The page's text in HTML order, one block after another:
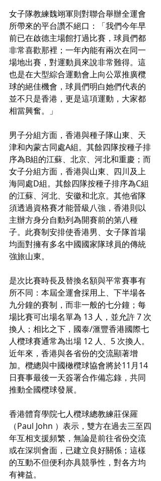
女子隊教練魏翊軍則對聯合舉辦全運會
所帶來的平台讚不絕口：「我們今年早
前已在啟德主場館打過比賽，球員們都
非常喜歡那裡；一年內能有兩次在同一
場地出賽，對運動員來說非常難得。這
也是在大型綜合運動會上向公眾推廣欖
球的絕佳機會，球員們明白她們代表的
並不只是香港，更是這項運動，大家都
相當興奮。」
男子分組方面，香港與種子隊山東、天
津和內蒙古同處A組。其餘四隊按種子排
序為B組的江蘇、北京、河北和重慶；而
女子分組方面，香港與山東、四川及上
海同處D組。其餘四隊按種子排序為C組
的江蘇、河北、安徽和北京。其他省隊
須透過資格賽才能晉級八強，香港則以
主辦方身分自動列為開賽前的第八種
子。此賽制安排使香港男、女子隊首場
均面對擁有多名中國國家隊球員的傳統
強旅山東。
是次比賽時長及替換名額與平常賽事有
所不同：本屆全運會採用上、下半場各
九分鐘的賽制，而非一般的七分鐘；每
場比賽可出場名單為 13 人，並允許 7 次
換人；相比之下，國泰/滙豐香港國際七
人欖球賽通常為出場 12 人、5 次換人。
近年來，香港與各省份的交流顯著增
加。欖總與中國橄欖球協會將於11月14
日賽事最後一天簽署合作備忘錄，共同
推動全國欖球發展。
香港體育學院七人欖球總教練莊保羅
（Paul John ）表示，雙方在過去三至四
年互相支援頻繁，無論是前往省份交流
或在深圳會面，已建立良好關係；這樣
的互動不但便利亦具競爭性，對各方均
有裨益。